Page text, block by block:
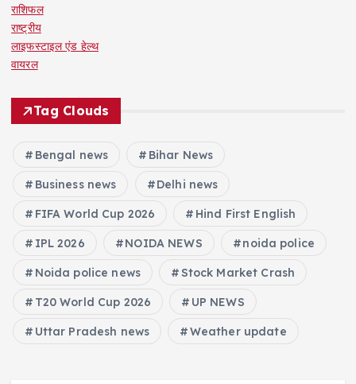
राशिफल
राष्ट्रीय
लाइफस्टाइल एंड हेल्थ
वायरल
Tag Clouds
Bengal news Bihar News
Business news Delhi news
FIFA World Cup 2026 Hind First English
IPL 2026 NOIDA NEWS noida police
Noida police news Stock Market Crash
T20 World Cup 2026 UP NEWS
Uttar Pradesh news Weather update